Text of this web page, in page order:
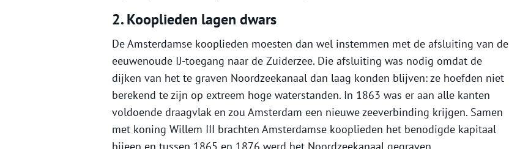
2. Kooplieden lagen dwars
De Amsterdamse kooplieden moesten dan wel instemmen met de afsluiting van de
eeuwenoude IJ-toegang naar de Zuiderzee. Die afsluiting was nodig omdat de
dijken van het te graven Noordzeekanaal dan laag konden blijven: ze hoefden niet
berekend te zijn op extreem hoge waterstanden. In 1863 was er aan alle kanten
voldoende draagvlak en zou Amsterdam een nieuwe zeeverbinding krijgen. Samen
met koning Willem III brachten Amsterdamse kooplieden het benodigde kapitaal